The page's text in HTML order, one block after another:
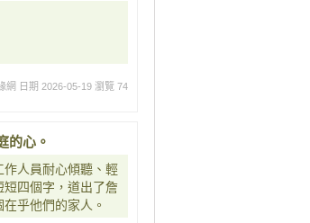
網 日期 2026-05-19 瀏覽 74
的心。
人員耐心傾聽、輕
四個字，道出了詹
乎他們的家人。